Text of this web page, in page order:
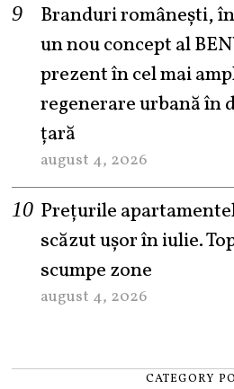
Branduri românești,
un nou concept al
prezent în cel mai
regenerare urbană în
țară
august 4, 2026
Prețurile
scăzut ușor în iulie.
scumpe zone
august 4, 2026
CATEGORY